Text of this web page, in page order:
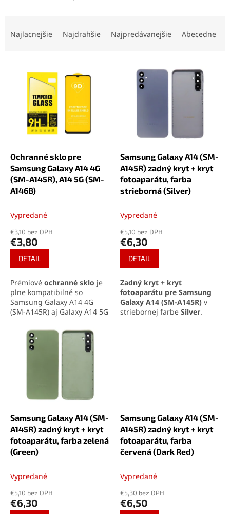
Najlacnejšie Najdrahšie Najpredávanejšie Abecedne
Ochranné sklo pre
Samsung Galaxy A14 4G
(SM-A145R), A14 5G (SM-
A146B)
Vypredané
€3,10 bez DPH
€3,80
DETAIL
Prémiové ochranné sklo je
plne kompatibilné so
Samsung Galaxy A14 4G
(SM-A145R) aj Galaxy A14 5G
(SM-A146B), pretože oba
modely majú rovnaký
displej, umiestnenie kamery
aj slúchadla. Sklo s
a spoľahlivo
chráni pred škrabancami a
nárazmi. Oleofóbna vrstva
udrží displej čistý a zachová
Samsung Galaxy A14 (SM-
A145R) zadný kryt + kryt
fotoaparátu, farba
strieborná (Silver)
Vypredané
€5,10 bez DPH
€6,30
DETAIL
Zadný kryt + kryt
fotoaparátu pre Samsung
Galaxy A14 (SM-A145R) v
striebornej farbe Silver.
Kompletný diel obnoví
Samsung Galaxy A14 (SM-
A145R) zadný kryt + kryt
fotoaparátu, farba zelená
(Green)
Vypredané
€5,10 bez DPH
€6,30
Samsung Galaxy A14 (SM-
A145R) zadný kryt + kryt
fotoaparátu, farba
červená (Dark Red)
Vypredané
€5,30 bez DPH
€6,50